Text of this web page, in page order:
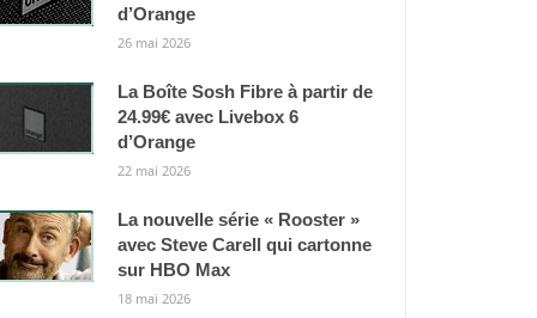
d’Orange
26 mai 2026
La Boîte Sosh Fibre à partir de
24.99€ avec Livebox 6
d’Orange
22 mai 2026
La nouvelle série « Rooster »
avec Steve Carell qui cartonne
sur HBO Max
18 mai 2026